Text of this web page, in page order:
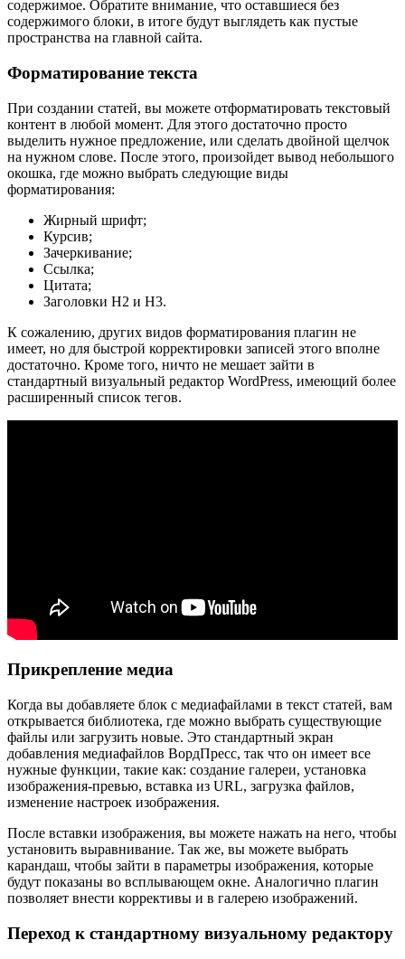
содержимое. Обратите внимание, что оставшиеся без
содержимого блоки, в итоге будут выглядеть как пустые
пространства на главной сайта.
Форматирование текста
При создании статей, вы можете отформатировать текстовый
контент в любой момент. Для этого достаточно просто
выделить нужное предложение, или сделать двойной щелчок
на нужном слове. После этого, произойдет вывод небольшого
окошка, где можно выбрать следующие виды
форматирования:
Жирный шрифт;
Курсив;
Зачеркивание;
Ссылка;
Цитата;
Заголовки H2 и H3.
К сожалению, других видов форматирования плагин не
имеет, но для быстрой корректировки записей этого вполне
достаточно. Кроме того, ничто не мешает зайти в
стандартный визуальный редактор WordPress, имеющий более
расширенный список тегов.
Прикрепление медиа
Когда вы добавляете блок с медиафайлами в текст статей, вам
открывается библиотека, где можно выбрать существующие
файлы или загрузить новые. Это стандартный экран
добавления медиафайлов ВордПресс, так что он имеет все
нужные функции, такие как: создание галереи, установка
изображения-превью, вставка из URL, загрузка файлов,
изменение настроек изображения.
После вставки изображения, вы можете нажать на него, чтобы
установить выравнивание. Так же, вы можете выбрать
карандаш, чтобы зайти в параметры изображения, которые
будут показаны во всплывающем окне. Аналогично плагин
позволяет внести коррективы и в галерею изображений.
Переход к стандартному визуальному редактору